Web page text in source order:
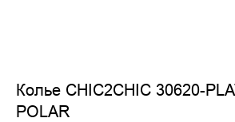
Колье CHIC2CHIC 30620-
POLAR